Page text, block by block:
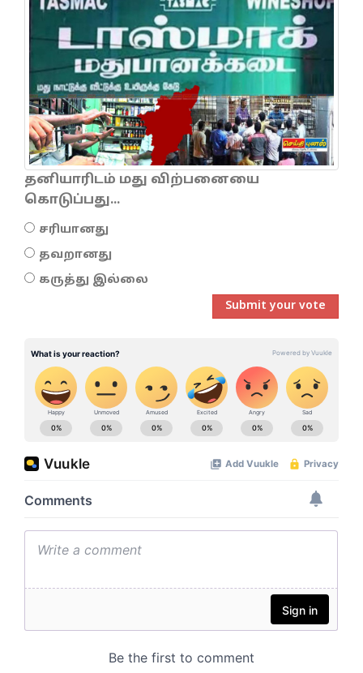
தனியாரிடம் மது விற்பனையை
கொடுப்பது...
சரியானது
தவறானது
கருத்து இல்லை
Submit your vote